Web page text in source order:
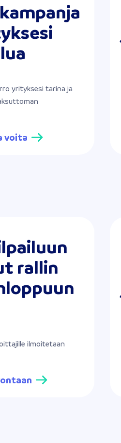
yrityksesi tarina ja
voita
rallin
ilmoitetaan